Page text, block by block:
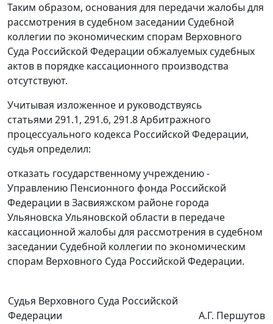
Таким образом, основания для передачи жалобы для
рассмотрения в судебном заседании Судебной
коллегии по экономическим спорам Верховного
Суда Российской Федерации обжалуемых судебных
актов в порядке кассационного производства
отсутствуют.
Учитывая изложенное и руководствуясь
статьями 291.1, 291.6, 291.8Арбитражного
процессуального кодекса Российской Федерации,
судья определил:
отказать государственному учреждению -
Управлению Пенсионного фонда Российской
Федерации в Засвияжском районе города
Ульяновска Ульяновской области в передаче
кассационной жалобы для рассмотрения в судебном
заседании Судебной коллегии по экономическим
спорам Верховного Суда Российской Федерации.
Судья Верховного Суда Российской
Федерации
А.Г. Першутов